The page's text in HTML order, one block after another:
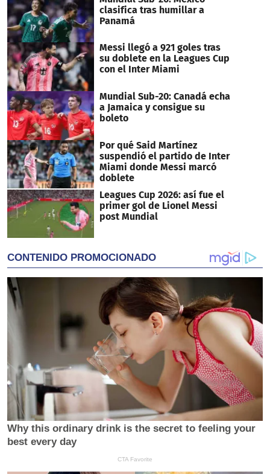
seconds
clasifica tras humillar a
Panamá
Messi llegó a 921 goles tras
su doblete en la Leagues Cup
con el Inter Miami
Mundial Sub-20: Canadá echa
a Jamaica y consigue su
boleto
Por qué Said Martínez
suspendió el partido de Inter
Miami donde Messi marcó
doblete
Leagues Cup 2026: así fue el
primer gol de Lionel Messi
post Mundial